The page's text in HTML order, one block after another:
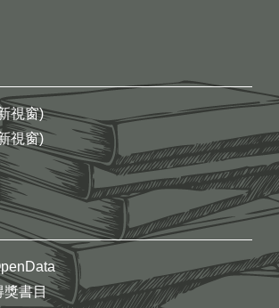
視窗)
視窗)
獎書目